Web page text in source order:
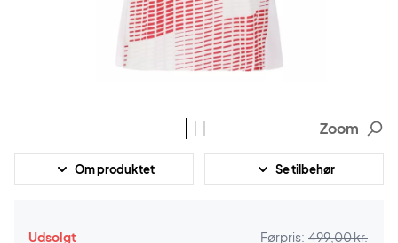
Zoom
Om produktet Se tilbehør
Udsolgt
Førpris: 499,00 kr.